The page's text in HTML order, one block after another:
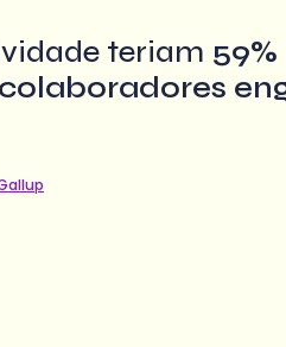
teriam
colaboradores